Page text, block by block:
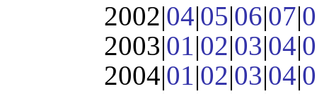
2002|04|05|06|07|
2003|01|02|03|04|
2004|01|02|03|04|